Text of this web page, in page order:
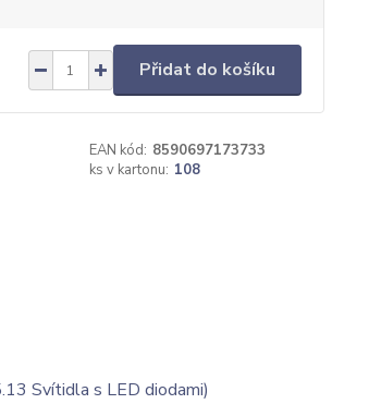
Přidat do košíku
EAN kód: 8590697173733
ks v kartonu: 108
Svítidla s LED diodami)